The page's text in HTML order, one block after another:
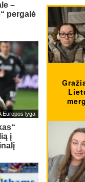
–
pergalė
Europos lyga
į